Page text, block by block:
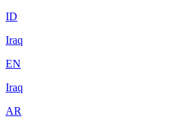
ID
Iraq
EN
Iraq
AR